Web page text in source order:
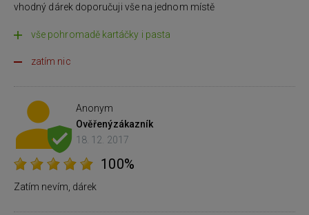
vhodný dárek doporučuji vše na jednom místě
vše pohromadě kartáčky i pasta
zatím nic
Anonym
Ověřenýzákazník
18. 12. 2017
100%
Zatím nevím, dárek